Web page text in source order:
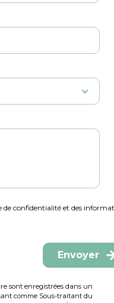
de confidentialité et des
Envoyer
sont enregistrées dans un
comme Sous-traitant du